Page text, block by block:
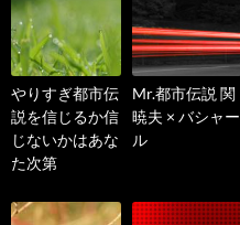
やりすぎ都市伝
説を信じるか信
じないかはあな
た次第
Mr.都市伝説 関
暁夫 × バシャー
ル